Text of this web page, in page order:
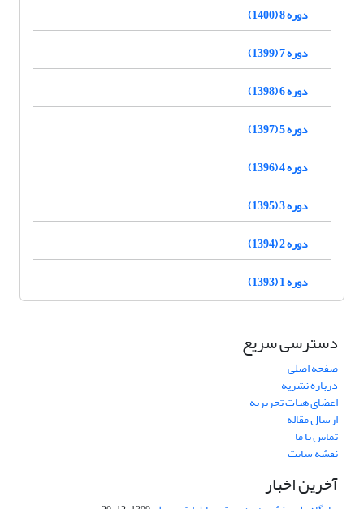
دوره 8 (1400)
دوره 7 (1399)
دوره 6 (1398)
دوره 5 (1397)
دوره 4 (1396)
دوره 3 (1395)
دوره 2 (1394)
دوره 1 (1393)
دسترسی سریع
صفحه اصلی
درباره نشریه
اعضای هیات تحریریه
ارسال مقاله
تماس با ما
نقشه سایت
آخرین اخبار